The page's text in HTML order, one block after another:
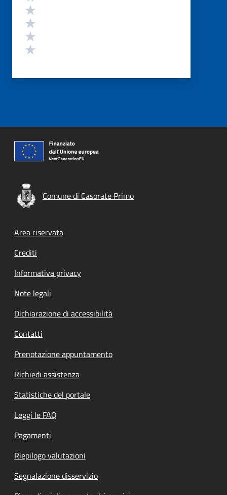
Comune di Casorate Primo
Footer menu
Area riservata
Crediti
Informativa privacy
Note legali
Dichiarazione di accessibilità
Contatti
Prenotazione appuntamento
Richiedi assistenza
Statistiche del portale
Leggi le FAQ
Pagamenti
Riepilogo valutazioni
Segnalazione disservizio